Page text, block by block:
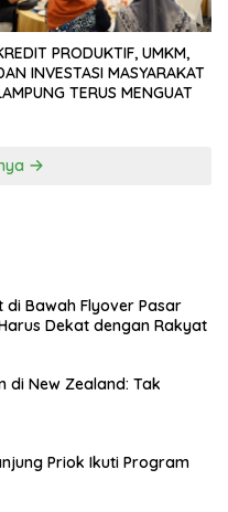
PRODUKTIF, UMKM,
INVESTASI MASYARAKAT
TERUS MENGUAT
di Bawah Flyover Pasar
Dekat dengan Rakyat
di New Zealand: Tak
Priok Ikuti Program